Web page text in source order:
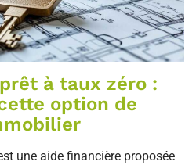
à taux zéro :
option de
une aide financière proposée